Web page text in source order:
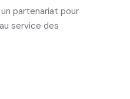
partenariat pour
service des